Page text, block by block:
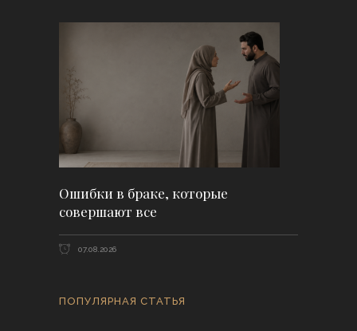
Ошибки в браке, которые
совершают все
07.08.2026
ПОПУЛЯРНАЯ СТАТЬЯ